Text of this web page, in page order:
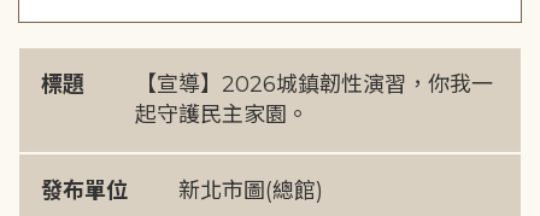
標題
【宣導】2026城鎮韌性演習，你我一
起守護民主家園。
發布單位 新北市圖(總館)